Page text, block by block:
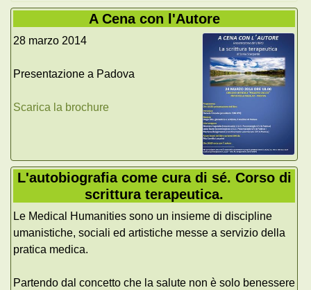
A Cena con l'Autore
28 marzo 2014
Presentazione a Padova
Scarica la brochure
L'autobiografia come cura di sé. Corso di
scrittura terapeutica.
Le Medical Humanities sono un insieme di discipline
umanistiche, sociali ed artistiche messe a servizio della
pratica medica.
Partendo dal concetto che la salute non è solo benessere